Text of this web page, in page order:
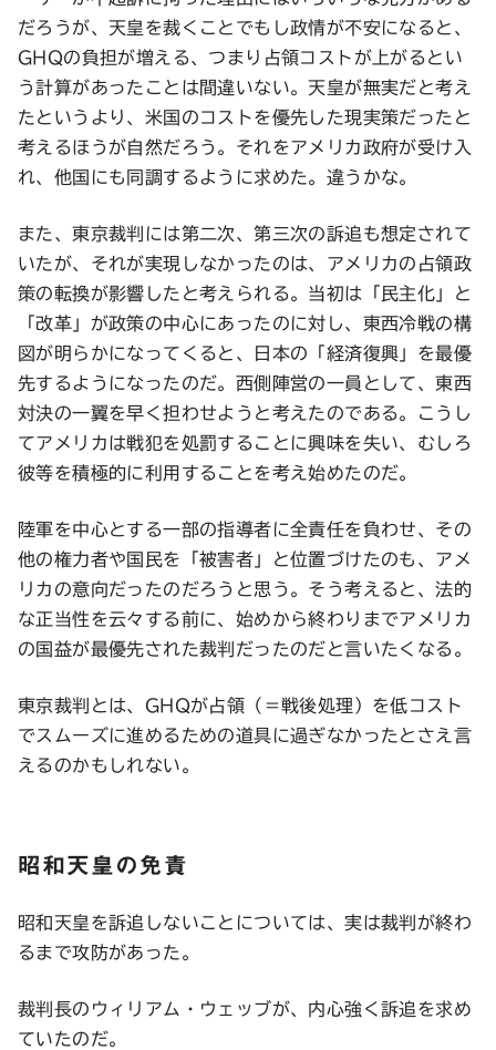
だろうが、天皇を裁くことでもし政情が不安になると、
GHQの負担が増える、つまり占領コストが上がるとい
う計算があったことは間違いない。天皇が無実だと考え
たというより、米国のコストを優先した現実策だったと
考えるほうが自然だろう。それをアメリカ政府が受け入
れ、他国にも同調するように求めた。違うかな。
また、東京裁判には第二次、第三次の訴追も想定されて
いたが、それが実現しなかったのは、アメリカの占領政
策の転換が影響したと考えられる。当初は「民主化」と
「改革」が政策の中心にあったのに対し、東西冷戦の構
図が明らかになってくると、日本の「経済復興」を最優
先するようになったのだ。西側陣営の一員として、東西
対決の一翼を早く担わせようと考えたのである。こうし
てアメリカは戦犯を処罰することに興味を失い、むしろ
彼等を積極的に利用することを考え始めたのだ。
陸軍を中心とする一部の指導者に全責任を負わせ、その
他の権力者や国民を「被害者」と位置づけたのも、アメ
リカの意向だったのだろうと思う。そう考えると、法的
な正当性を云々する前に、始めから終わりまでアメリカ
の国益が最優先された裁判だったのだと言いたくなる。
東京裁判とは、GHQが占領（＝戦後処理）を低コスト
でスムーズに進めるための道具に過ぎなかったとさえ言
えるのかもしれない。
昭和天皇の免責
昭和天皇を訴追しないことについては、実は裁判が終わ
るまで攻防があった。
裁判長のウィリアム・ウェッブが、内心強く訴追を求め
ていたのだ。